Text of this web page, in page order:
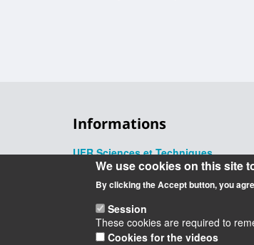
Informations
UFR Sciences et Techniques
1, rue de Chartres, 45100 Orléans
02 38 41 71 78
We use cookies on this site
By clicking the Accept button, you
Session
These cookies are required to
Cookies for the videos